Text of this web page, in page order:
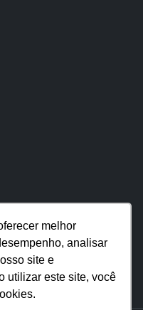
melhor
analisar
site e
utilizar este site, você